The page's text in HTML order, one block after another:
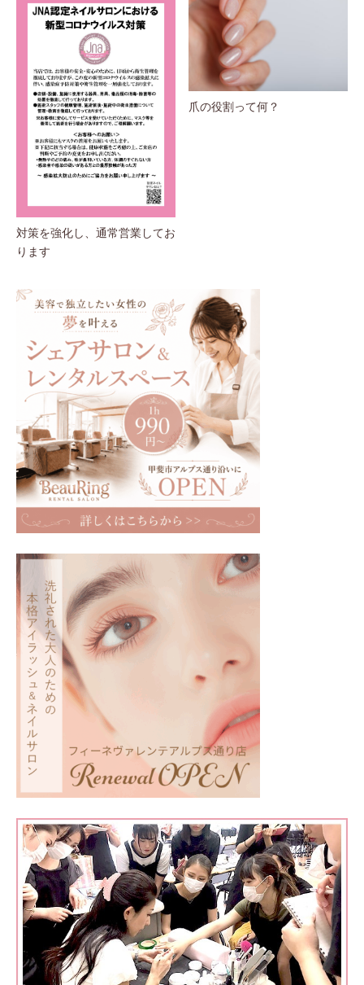
対策を強化し、通常営業してお
ります
爪の役割って何？